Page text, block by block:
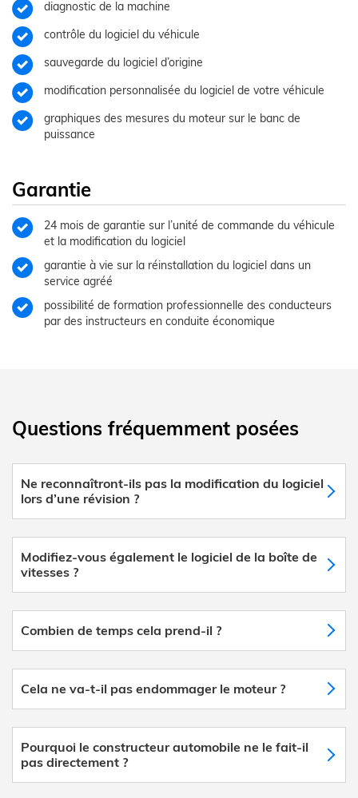
diagnostic de la machine
contrôle du logiciel du véhicule
sauvegarde du logiciel d’origine
modification personnalisée du logiciel de votre véhicule
graphiques des mesures du moteur sur le banc de
puissance
Garantie
24 mois de garantie sur l’unité de commande du véhicule
et la modification du logiciel
garantie à vie sur la réinstallation du logiciel dans un
service agréé
possibilité de formation professionnelle des conducteurs
par des instructeurs en conduite économique
Questions fréquemment posées
Ne reconnaîtront-ils pas la modification du logiciel
lors d’une révision ?
Modifiez-vous également le logiciel de la boîte de
vitesses ?
Combien de temps cela prend-il ?
Cela ne va-t-il pas endommager le moteur ?
Pourquoi le constructeur automobile ne le fait-il
pas directement ?